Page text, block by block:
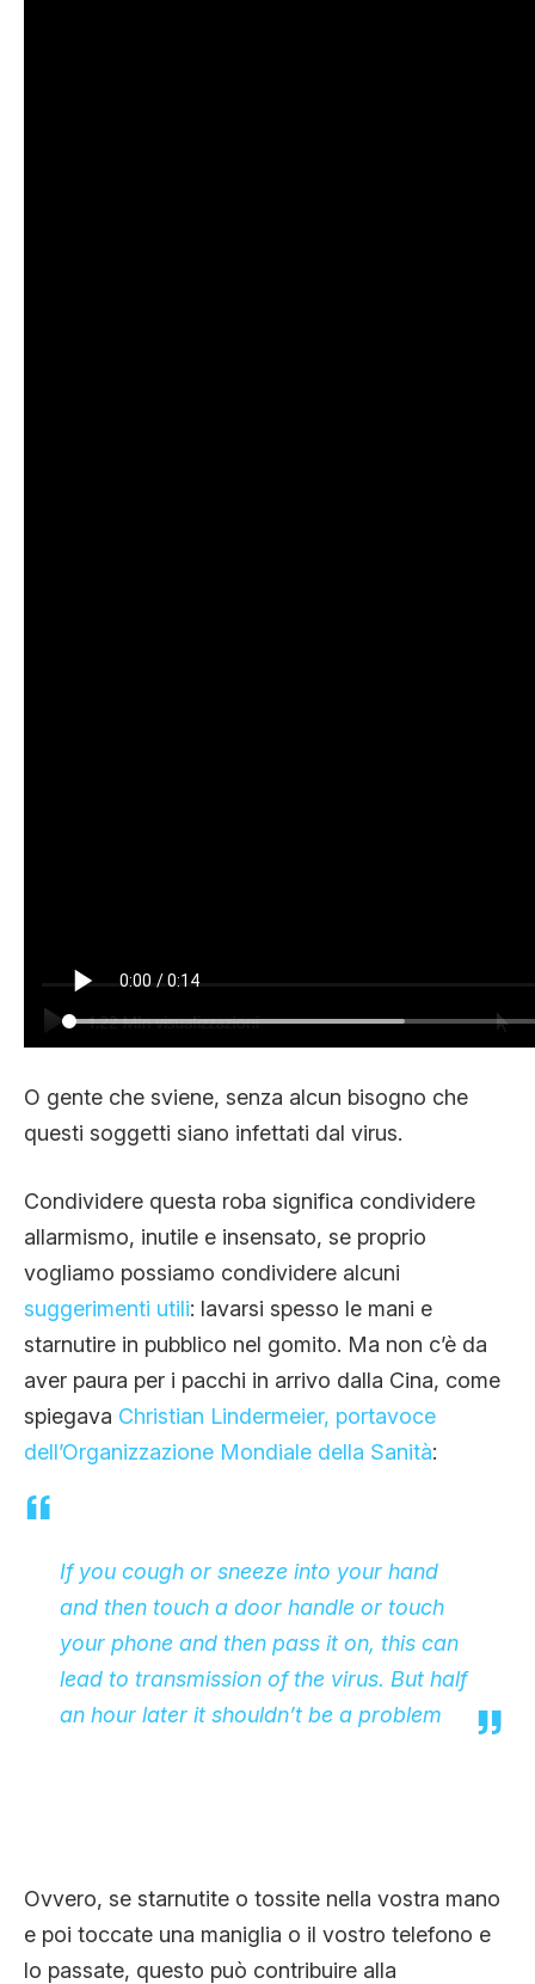
O gente che sviene, senza alcun bisogno che
questi soggetti siano infettati dal virus.
Condividere questa roba significa condividere
allarmismo, inutile e insensato, se proprio
vogliamo possiamo condividere alcuni
suggerimenti utili: lavarsi spesso le mani e
starnutire in pubblico nel gomito. Ma non c’è da
aver paura per i pacchi in arrivo dalla Cina, come
spiegava Christian Lindermeier, portavoce
dell’Organizzazione Mondiale della Sanità:
If you cough or sneeze into your hand
and then touch a door handle or touch
your phone and then pass it on, this can
lead to transmission of the virus. But half
an hour later it shouldn’t be a problem
Ovvero, se starnutite o tossite nella vostra mano
e poi toccate una maniglia o il vostro telefono e
lo passate, questo può contribuire alla